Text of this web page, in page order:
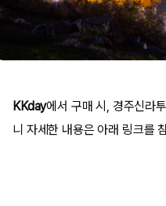
KKday에서 구매 시, 경주신라
니 자세한 내용은 아래 링크를